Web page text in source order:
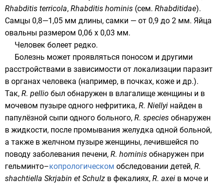
Rhabditis terricola, Rhabditis hominis (сем. Rhabditidae).
Самцы 0,8—1,05 мм длины, самки — от 0,9 до 2 мм. Яйца
овальны размером 0,06 х 0,03 мм.
Человек болеет редко.
Болезнь может проявляться поносом и другими
расстройствами в зависимости от локализации паразит
в органах человека (например, в почках, коже и др.).
Так, R. pellio был обнаружен в влагалище женщины и в
мочевом пузыре одного нефритика, R. Niellyi найден в
папулёзной сыпи одного больного, R. species обнаружен
в жидкости, после промывания желудка одной больной,
а также в желчном пузыре женщины, лечившейся по
поводу заболевания печени, R. hominis обнаружен при
гельминто–копрологическом обследовании детей, R.
shachtiella Skrjabin et Schulz в фекалиях, R. axei в моче и